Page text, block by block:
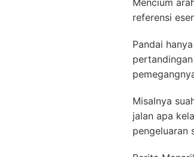
Mencium
referensi
Pandai
Misalnya
jalan apa
pengeluaran